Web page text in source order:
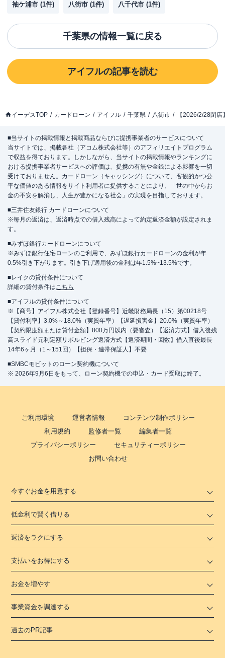
袖ケ浦市 (1件) 八街市 (1件) 八千代市 (1件)
千葉県の情報一覧に戻る
アイフルの記事を読む
イーデスTOP カードローン アイフル 千葉県 八街市 【2026/2/28閉
■当サイトの掲載情報と掲載商品ならびに提携事業者のサービスについて
当サイトでは、掲載各社（アコム株式会社等）のアフィリエイトプログラム
で収益を得ております。しかしながら、当サイトの掲載情報やランキングに
おける提携事業者サービスへの評価は、提携の有無や金銭による影響を一切
受けておりません。カードローン（キャッシング）について、客観的かつ公
平な価値のある情報をサイト利用者に提供することにより、「世の中からお
金の不安を解消し、人生が豊かになる社会」の実現を目指しております。
■三井住友銀行 カードローンについて
※毎月の返済は、返済時点での借入残高によって約定返済金額が設定されま
す。
■みずほ銀行カードローンについて
※みずほ銀行住宅ローンのご利用で、みずほ銀行カードローンの金利が年
0.5%引き下がります。引き下げ適用後の金利は年1.5%~13.5%です。
■レイクの貸付条件について
詳細の貸付条件はこちら
■アイフルの貸付条件について
※【商号】アイフル株式会社【登録番号】近畿財務局長（15）第00218号
【貸付利率】3.0%～18.0%（実質年率）【遅延損害金】20.0%（実質年率）
【契約限度額または貸付金額】800万円以内（要審査）【返済方式】借入後残
高スライド元利定額リボルビング返済方式【返済期間・回数】借入直後最長
14年6ヶ月（1～151回）【担保・連帯保証人】不要
■SMBCモビットのローン契約機について
※ 2026年9月6日をもって、ローン契約機での申込・カード受取は終了。
ご利用環境 運営者情報
コンテンツ制作ポリシー
利用規約
監修者一覧
編集者一覧
プライバシーポリシー
セキュリティーポリシー
お問い合わせ
今すぐお金を用意する
低金利で賢く借りる
返済をラクにする
支払いをお得にする
お金を増やす
事業資金を調達する
過去のPR記事